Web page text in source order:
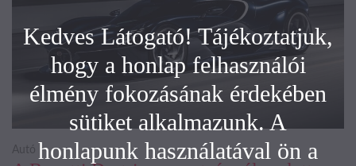
Autó
Kedves Látogató! Tájékoztatjuk,
hogy a honlap felhasználói
élmény fokozásának érdekében
sütiket alkalmazunk. A
honlapunk használatával ön a